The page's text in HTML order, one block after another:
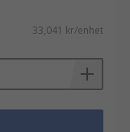
33,041 kr/enhet